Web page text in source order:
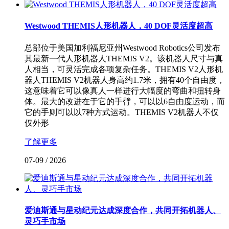
Westwood THEMIS人形机器人，40 DOF灵活度超高
总部位于美国加利福尼亚州Westwood Robotics公司发布
其最新一代人形机器人THEMIS V2。该机器人尺寸与真
人相当，可灵活完成各项复杂任务。THEMIS V2人形机
器人THEMIS V2机器人身高约1.7米，拥有40个自由度，
这意味着它可以像真人一样进行大幅度的弯曲和扭转身
体。最大的改进在于它的手臂，可以以6自由度运动，而
它的手则可以以7种方式运动。THEMIS V2机器人不仅
仅外形
了解更多
07-09 / 2026
爱迪斯通与星动纪元达成深度合作，共同开拓机器人、
灵巧手市场